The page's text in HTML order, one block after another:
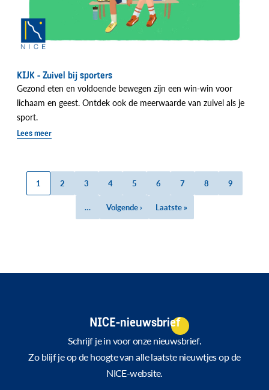
KIJK - Zuivel bij sporters
Gezond eten en voldoende bewegen zijn een win-win voor
lichaam en geest. Ontdek ook de meerwaarde van zuivel als je
sport.
Lees meer
Paginatie
Huidige
1 Page
2 Page
3 Page
4 Page
5 Page
6 Page
7 Page
8 Page
9
…
Volgende
Volgende ›
Laatste
Laatste »
NICE-nieuwsbrief
Schrijf je in voor onze nieuwsbrief.
Zo blijf je op de hoogte van alle laatste nieuwtjes op de
NICE-website.